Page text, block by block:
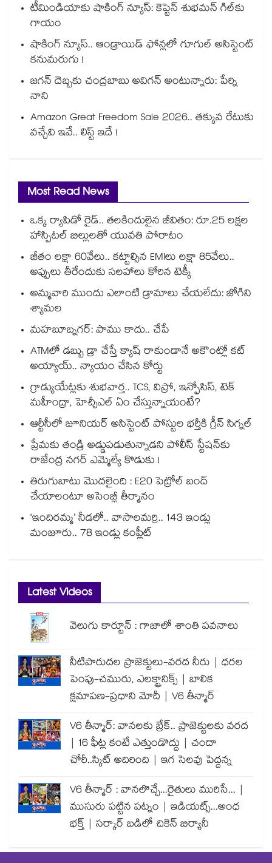
టీమిండియాకు షాకింగ్ న్యూస్: కెప్టెన్ శుభమన్ గిల్‎కు
గాయం
షాకింగ్ న్యూస్.. ఆండ్రాయిడ్ ఫోన్లలో గూగుల్ అసిస్టెంట్
కనుమరుగు !
జగన్ దెబ్బకు చంద్రబాబు అవిగన్ అంటున్నారు: పేర్ని
నాని
Amazon Great Freedom Sale 2026.. తక్కువ రేటుకు
వచ్చేవి ఇవే.. లిస్ట్ ఇదే !
Most Read News
ఒక్క ర్యాపిడో రైడ్.. తలకిందులైన జీవితం: రూ.25 లక్షల
హాస్పిటల్ బిల్లులతో యువతి పోరాటం
జీతం లక్షా 60వేలు.. కట్టాల్సిన EMIలు లక్షా 85వేలు..
అప్పులు తీరేందుకు సలహాలు కోరిన టెక్కీ
అమ్మవారి ముందు ఎలాంటి డ్రామాలు చేయలేదు: జోగిని
శ్యామల
మహబూబ్నగర్: పాము కాదు.. చేపే
ATMలో డబ్బు డ్రా చేస్తే క్యాష్ రాకుండానే అకౌంట్లో కట్
అయ్యాయ్.. న్యాయం చేసిన కోర్టు
గ్రాడ్యుయేట్లకు శుభవార్త.. TCS, విప్రో, ఇన్ఫోసిస్, టెక్
మహీంద్రా, హెచ్సీఎల్ ఏం చేస్తున్నాయంటే?
ఆర్టీసీలో జూనియర్ అసిస్టెంట్‌‌ పోస్టుల భర్తీకి గ్రీన్‌‌ సిగ్నల్
ప్రేమకు తండ్రి అడ్డుపడుతున్నాడని పోలీస్ స్టేషన్⁪కు
రాజేంద్ర నగర్ ఎమ్మెల్యే కొడుకు !
తిరుగుబాటు మొదలైంది : E20 పెట్రోల్ బంద్
చేయాలంటూ అసెంబ్లీ తీర్మానం
‘ఇందిరమ్మ’ నీడలో.. వాసాలమర్రి.. 143 ఇండ్లు
మంజూరు.. 78 ఇండ్లు కంప్లీట్
Latest Videos
వెలుగు కార్టూన్ : గాజాలో శాంతి పవనాలు
నీటిపారుదల ప్రాజెక్టులు-వరద నీరు | ధరల
పెంపు-చమురు, ఎలక్ట్రానిక్స్ | బాలిక
క్షమాపణ-ప్రధాని మోదీ | V6 తీన్మార్
V6 తీన్మార్: వానలకు బ్రేక్.. ప్రాజెక్టులకు వరద
| 16 ఫీట్ల కంటే ఎత్తుండొద్దు | చందా
చోరీ..స్కిట్ అదిరింది | ఇగ సెలవు పెద్దన్న
V6 తీన్మార్ : వానలొచ్చే...రైతులు మురిసే... |
ముసురు పట్టిన పట్నం | ఇడియట్స్...అంధ
భక్త్ | సర్కార్ బడిలో చికెన్ బిర్యానీ